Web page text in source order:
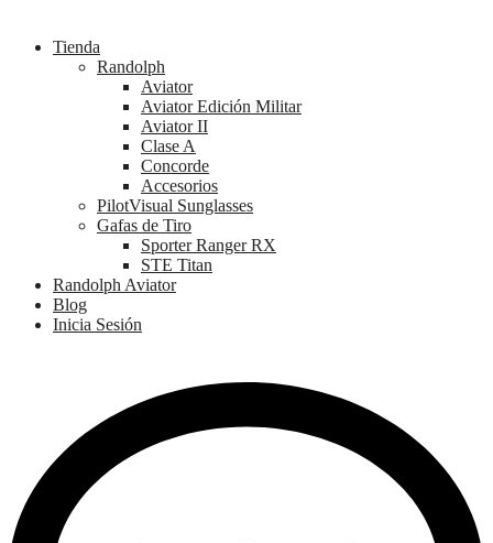
Tienda
Randolph
Aviator
Aviator Edición Militar
Aviator II
Clase A
Concorde
Accesorios
PilotVisual Sunglasses
Gafas de Tiro
Sporter Ranger RX
STE Titan
Randolph Aviator
Blog
Inicia Sesión